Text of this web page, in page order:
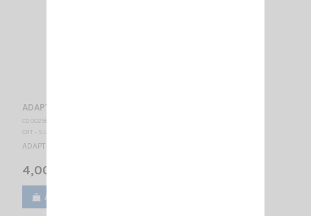
ADAPT- FME-M /PL 259
CO 002585
CRT - SUPERSTAR
ADAPT- FME-M /PL 259
4,00 €
Ajouter au panier